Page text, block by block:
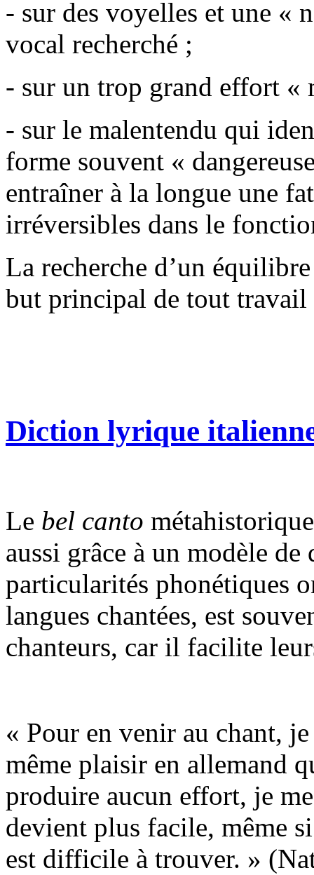
- sur des voyelles et une «
vocal recherché ;
- sur un trop grand effort «
- sur le malentendu qui
forme souvent «
entraîner à la longue une
irréversibles dans le
La recherche d’un
but principal de tout
Diction lyrique
Le bel canto
aussi grâce à un modèle
particularités phonétiques
langues chantées, est
chanteurs, car il facilite
« Pour en venir au chant,
même plaisir en allemand
produire aucun effort, je
devient plus facile, même
est difficile à trouver. »